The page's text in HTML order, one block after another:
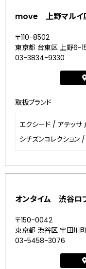
move 上野マルイ
〒110-8502
東京都 台東区 上野6-
03-3834-9330
取扱ブランド
エクシード / アテッサ
シチズンコレクション /
オンタイム 渋谷ロ
〒150-0042
東京都 渋谷区 宇田川町
03-5458-3076